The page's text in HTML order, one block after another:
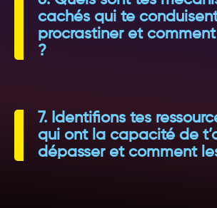
cachés qui te
procrastiner et
?
7. Identifions tes
qui ont la capacité de
dépasser et comment